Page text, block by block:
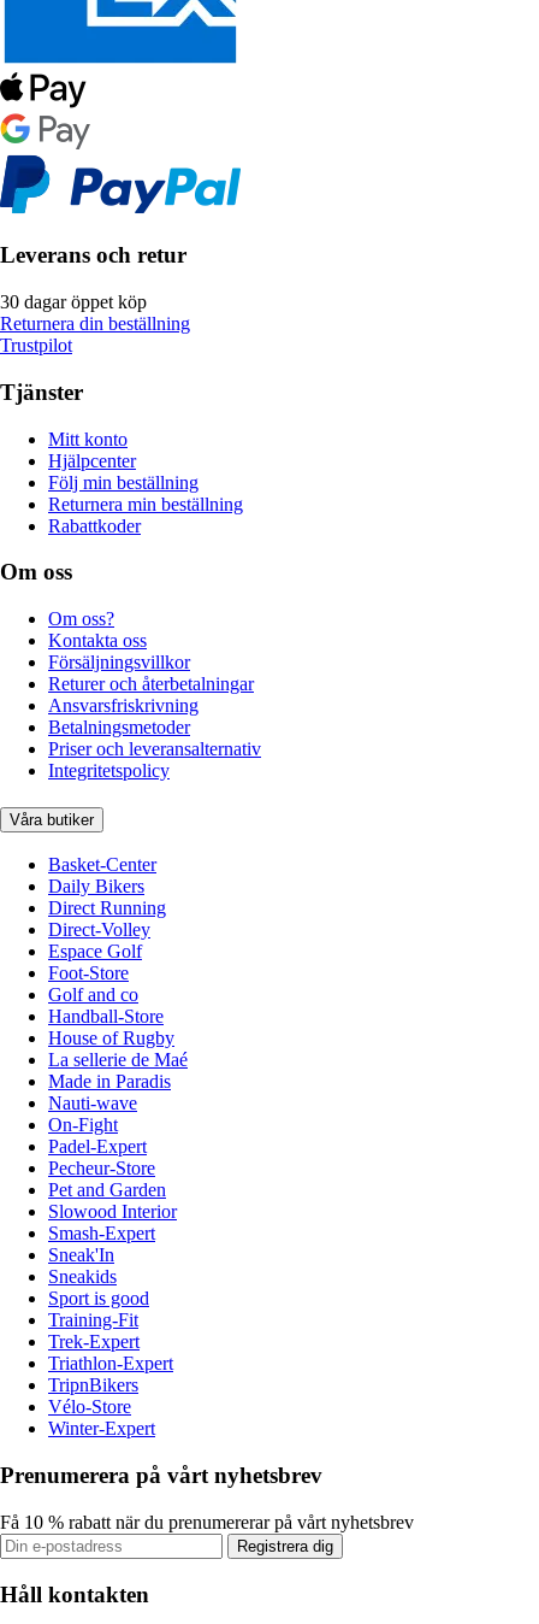
Leverans och retur
30 dagar öppet köp
Returnera din beställning
Trustpilot
Tjänster
Mitt konto
Hjälpcenter
Följ min beställning
Returnera min beställning
Rabattkoder
Om oss
Om oss?
Kontakta oss
Försäljningsvillkor
Returer och återbetalningar
Ansvarsfriskrivning
Betalningsmetoder
Priser och leveransalternativ
Integritetspolicy
Våra butiker
Basket-Center
Daily Bikers
Direct Running
Direct-Volley
Espace Golf
Foot-Store
Golf and co
Handball-Store
House of Rugby
La sellerie de Maé
Made in Paradis
Nauti-wave
On-Fight
Padel-Expert
Pecheur-Store
Pet and Garden
Slowood Interior
Smash-Expert
Sneak'In
Sneakids
Sport is good
Training-Fit
Trek-Expert
Triathlon-Expert
TripnBikers
Vélo-Store
Winter-Expert
Prenumerera på vårt nyhetsbrev
Få 10 % rabatt när du prenumererar på vårt nyhetsbrev
Registrera dig
Håll kontakten